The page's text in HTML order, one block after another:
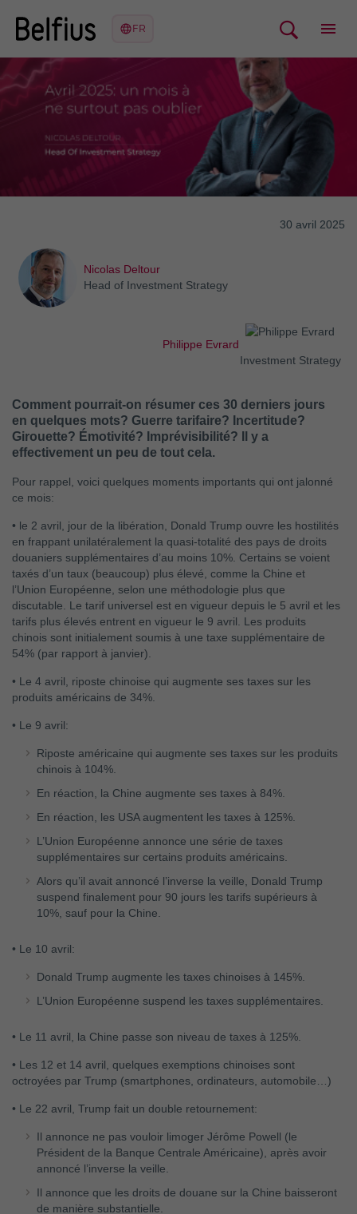
30 avril 2025
Nicolas Deltour
Head of Investment Strategy
Philippe Evrard
Investment Strategy
Comment pourrait-on résumer ces 30 derniers jours
en quelques mots? Guerre tarifaire? Incertitude?
Girouette? Émotivité? Imprévisibilité? Il y a
effectivement un peu de tout cela.
Pour rappel, voici quelques moments importants qui ont jalonné
ce mois:
• le 2 avril, jour de la libération, Donald Trump ouvre les hostilités
en frappant unilatéralement la quasi-totalité des pays de droits
douaniers supplémentaires d’au moins 10%. Certains se voient
taxés d’un taux (beaucoup) plus élevé, comme la Chine et
l’Union Européenne, selon une méthodologie plus que
discutable. Le tarif universel est en vigueur depuis le 5 avril et les
tarifs plus élevés entrent en vigueur le 9 avril. Les produits
chinois sont initialement soumis à une taxe supplémentaire de
54% (par rapport à janvier).
• Le 4 avril, riposte chinoise qui augmente ses taxes sur les
produits américains de 34%.
• Le 9 avril:
Riposte américaine qui augmente ses taxes sur les produits
chinois à 104%.
En réaction, la Chine augmente ses taxes à 84%.
En réaction, les USA augmentent les taxes à 125%.
L’Union Européenne annonce une série de taxes
supplémentaires sur certains produits américains.
Alors qu’il avait annoncé l’inverse la veille, Donald Trump
suspend finalement pour 90 jours les tarifs supérieurs à
10%, sauf pour la Chine.
• Le 10 avril:
Donald Trump augmente les taxes chinoises à 145%.
L’Union Européenne suspend les taxes supplémentaires.
• Le 11 avril, la Chine passe son niveau de taxes à 125%.
• Les 12 et 14 avril, quelques exemptions chinoises sont
octroyées par Trump (smartphones, ordinateurs, automobile…)
• Le 22 avril, Trump fait un double retournement:
Il annonce ne pas vouloir limoger Jérôme Powell (le
Président de la Banque Centrale Américaine), après avoir
annoncé l’inverse la veille.
Il annonce que les droits de douane sur la Chine baisseront
de manière substantielle.